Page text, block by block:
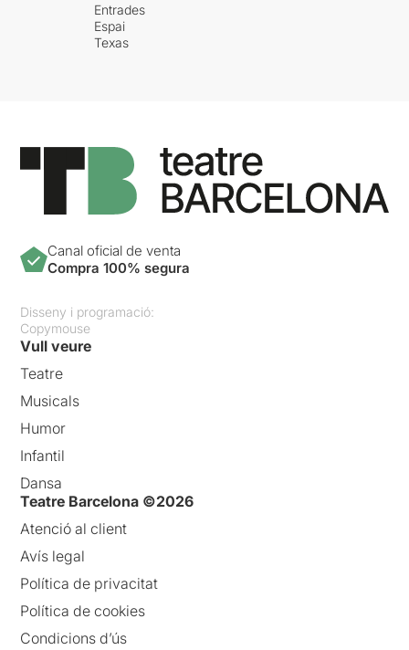
Entrades
Espai
Texas
Canal oficial de venta
Compra 100% segura
Disseny i programació:
Copymouse
Vull veure
Teatre
Musicals
Humor
Infantil
Dansa
Teatre Barcelona ©2026
Atenció al client
Avís legal
Política de privacitat
Política de cookies
Condicions d’ús